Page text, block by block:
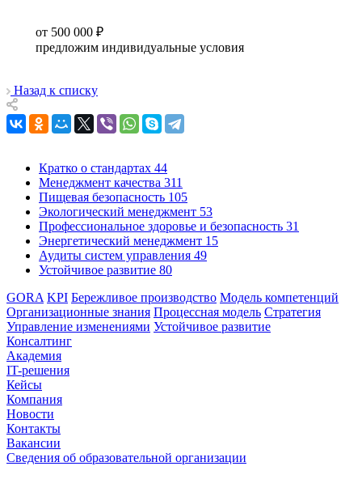
от 500 000 ₽
предложим индивидуальные условия
Назад к списку
Кратко о стандартах 44
Менеджмент качества 311
Пищевая безопасность 105
Экологический менеджмент 53
Профессиональное здоровье и безопасность 31
Энергетический менеджмент 15
Аудиты систем управления 49
Устойчивое развитие 80
GORA KPI Бережливое производство Модель компетенций
Организационные знания Процессная модель Стратегия
Управление изменениями Устойчивое развитие
Консалтинг
Академия
IT-решения
Кейсы
Компания
Новости
Контакты
Вакансии
Сведения об образовательной организации